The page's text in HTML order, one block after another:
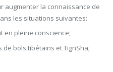
augmenter la connaissance de
les situations suivantes:
en pleine conscience;
bols tibétains et TignSha;